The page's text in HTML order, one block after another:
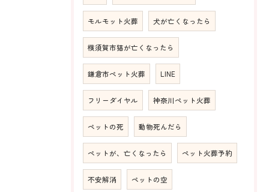
モルモット火葬 犬が亡くなったら
横須賀市猫が亡くなったら
鎌倉市ペット火葬 LINE
フリーダイヤル 神奈川ペット火葬
ペットの死 動物死んだら
ペットが、亡くなったら ペット火葬予約
不安解消 ペットの空